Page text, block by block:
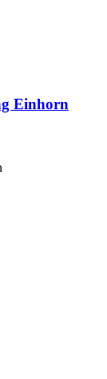
Einhorn